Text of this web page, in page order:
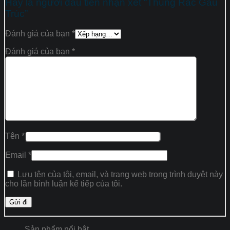
Hãy là người đầu tiên nhận xét “Thùng Rác Gấu
Trúc”
Đánh giá của bạn *
Đánh giá của bạn *
Tên *
Email *
Lưu tên của tôi, email, và trang web trong trình duyệt này
cho lần bình luận kế tiếp của tôi.